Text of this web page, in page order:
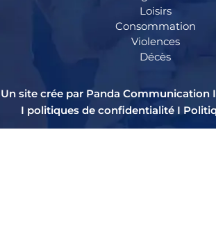
Loisirs
Consommation
Violences
Décès
Un site crée par Panda Communication I
I politiques de confidentialitéI